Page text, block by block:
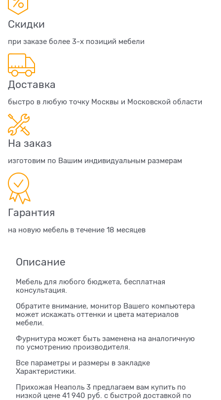
Скидки
при заказе более 3-х позиций мебели
Доставка
быстро в любую точку Москвы и Московской области
На заказ
изготовим по Вашим индивидуальным размерам
Гарантия
на новую мебель в течение 18 месяцев
Описание
Мебель для любого бюджета, бесплатная
консультация.
Обратите внимание, монитор Вашего компьютера
может искажать оттенки и цвета материалов
мебели.
Фурнитура может быть заменена на аналогичную
по усмотрению производителя.
Все параметры и размеры в закладке
Характеристики.
Прихожая Неаполь 3 предлагаем вам купить по
низкой цене 41 940 руб. с быстрой доставкой по